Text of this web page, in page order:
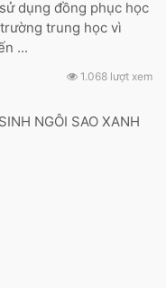
dụng đồng phục học
trung học vì
...
1.068 lượt xem